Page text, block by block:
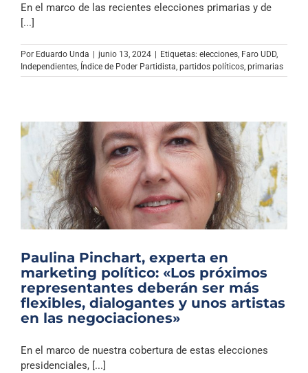
En el marco de las recientes elecciones primarias y de
[...]
Por Eduardo Unda | junio 13, 2024 | Etiquetas: elecciones Faro UDD,
Independientes Índice de Poder Partidista partidos políticos primarias
Paulina Pinchart, experta en
marketing político: «Los próximos
representantes deberán ser más
flexibles, dialogantes y unos artistas
en las negociaciones»
En el marco de nuestra cobertura de estas elecciones
presidenciales, [...]